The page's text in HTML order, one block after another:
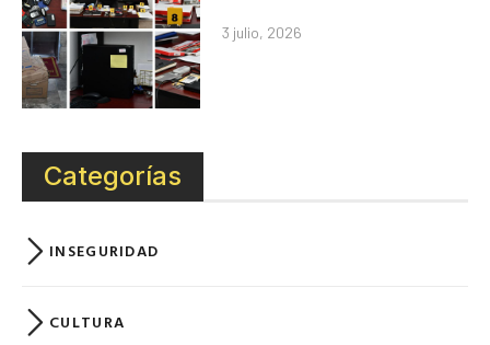
3 julio, 2026
Categorías
INSEGURIDAD
CULTURA